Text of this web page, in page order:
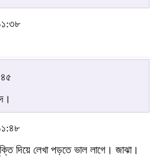
দিয়ে লেখা পড়তে ভাল লাগে। জাঝা।